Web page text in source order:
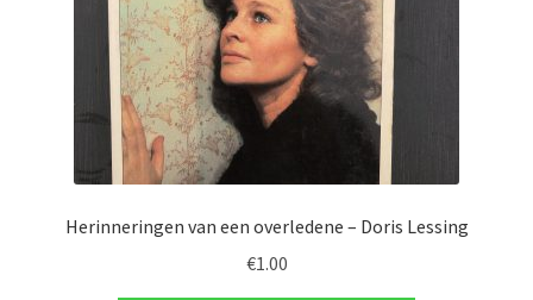
Herinneringen van een overledene – Doris Lessing
€1.00